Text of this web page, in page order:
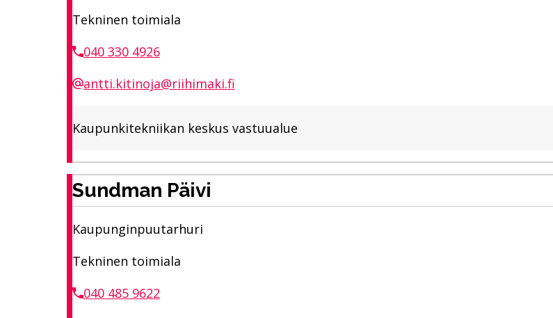
Tekninen toimiala
040 330 4926
antti.kitinoja@riihimaki.fi
Kaupunkitekniikan keskus vastuualue
Sundman Päivi
Kaupunginpuutarhuri
Tekninen toimiala
040 485 9622